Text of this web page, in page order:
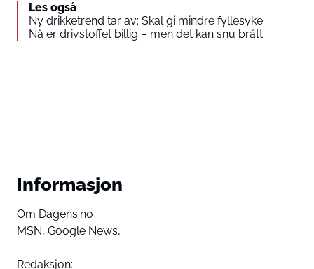
Les også
Ny drikketrend tar av: Skal gi mindre fyllesyke
Nå er drivstoffet billig – men det kan snu brått
Informasjon
Om Dagens.no
MSN, Google News,
Redaksjon: